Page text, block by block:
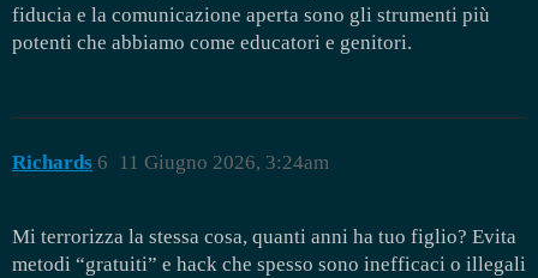
fiducia e la comunicazione aperta sono gli strumenti più
potenti che abbiamo come educatori e genitori.
Richards 11 Giugno 2026, 3:24am
6
Mi terrorizza la stessa cosa, quanti anni ha tuo figlio? Evita
metodi “gratuiti” e hack che spesso sono inefficaci o illegali